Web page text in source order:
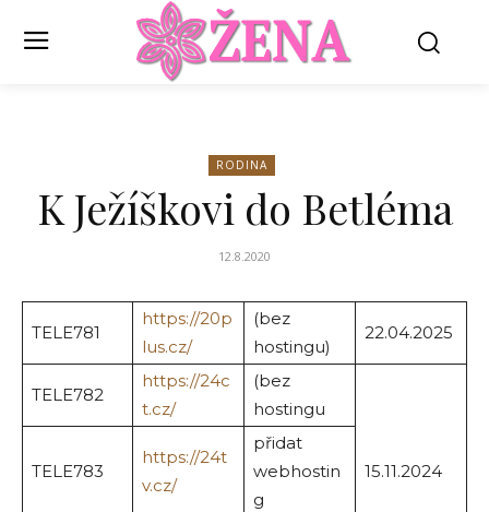
RODINA
K Ježíškovi do Betléma
12.8.2020
TELE781
https://20p
lus.cz/
(bez
hostingu)
22.04.2025
TELE782
https://24c
t.cz/
(bez
hostingu
15.11.2024
TELE783
https://24t
v.cz/
přidat
webhostin
g